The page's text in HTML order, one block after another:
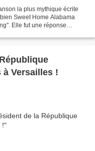
la plus mythique écrite
Sweet Home Alabama
Elle fut une réponse
à Versailles !